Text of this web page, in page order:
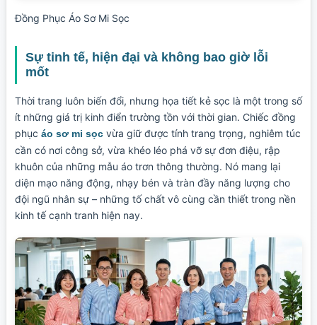
Đồng Phục Áo Sơ Mi Sọc
Sự tinh tế, hiện đại và không bao giờ lỗi
mốt
Thời trang luôn biến đổi, nhưng họa tiết kẻ sọc là một trong số
ít những giá trị kinh điển trường tồn với thời gian. Chiếc đồng
phục áo sơ mi sọc vừa giữ được tính trang trọng, nghiêm túc
cần có nơi công sở, vừa khéo léo phá vỡ sự đơn điệu, rập
khuôn của những mẫu áo trơn thông thường. Nó mang lại
diện mạo năng động, nhạy bén và tràn đầy năng lượng cho
đội ngũ nhân sự – những tố chất vô cùng cần thiết trong nền
kinh tế cạnh tranh hiện nay.